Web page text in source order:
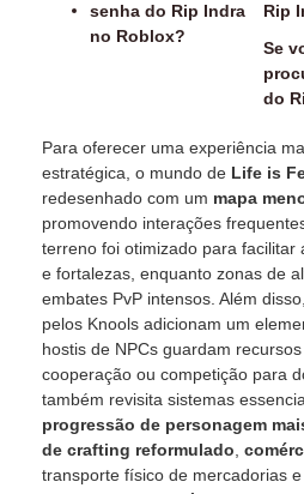
Rip
Se
do
Para oferecer uma experiência
estratégica, o mundo de Life is
redesenhado com um mapa
promovendo interações
terreno foi otimizado para facilitar
e fortalezas, enquanto zonas de
embates PvP intensos. Além
pelos Knools adicionam um
hostis de NPCs guardam
cooperação ou competição para
também revisita sistemas
progressão de personagem
de crafting reformulado
transporte físico de mercadorias e